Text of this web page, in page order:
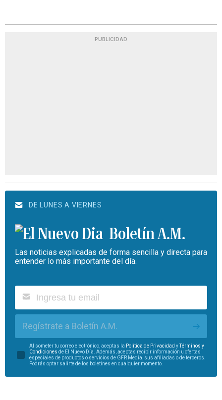
PUBLICIDAD
DE LUNES A VIERNES
Boletín A.M.
Las noticias explicadas de forma sencilla y directa para
entender lo más importante del día.
Regístrate a Boletín A.M.
Al someter tu correo electrónico, aceptas la Política de Privacidad yTérminos y
Condiciones de El Nuevo Día. Además, aceptas recibir información u ofertas
especiales de productos o servicios de GFR Media, sus afiliadas o de terceros.
Podrás optar salirte de los boletines en cualquier momento.